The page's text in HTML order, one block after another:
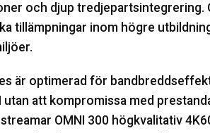
och djup tredjepartsintegrering.
tillämpningar inom högre
är optimerad för
utan att kompromissa med
OMNI 300 högkvalitativ